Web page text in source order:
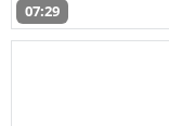
07:29